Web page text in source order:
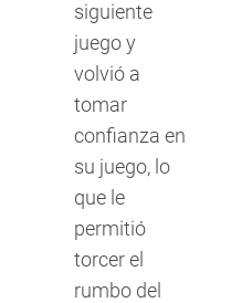
siguiente
juego y
volvió a
tomar
confianza en
su juego, lo
que le
permitió
torcer el
rumbo del